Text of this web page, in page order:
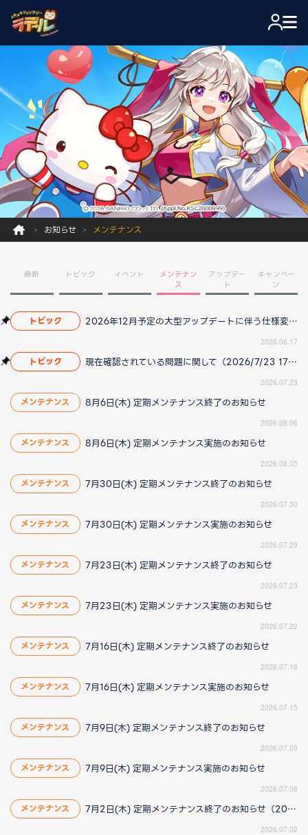
お知らせ メンテナンス
最新 トピック イベント
メンテナン
ス
アップデー
ト
キャンペー
ン
トピック 2026年12月予定の大型アップデートに伴う仕様変更のお知らせ
2026.06.17
トピック 現在確認されている問題に関して（2026/7/23 17:00更新）
2026.07.23
メンテナンス 8月6日(木) 定期メンテナンス終了のお知らせ
2026.08.06
メンテナンス 8月6日(木) 定期メンテナンス実施のお知らせ
2026.08.05
メンテナンス 7月30日(木) 定期メンテナンス終了のお知らせ
2026.07.30
メンテナンス 7月30日(木) 定期メンテナンス実施のお知らせ
2026.07.29
メンテナンス 7月23日(木) 定期メンテナンス終了のお知らせ
2026.07.23
メンテナンス 7月23日(木) 定期メンテナンス実施のお知らせ
2026.07.22
メンテナンス 7月16日(木) 定期メンテナンス終了のお知らせ
2026.07.16
メンテナンス 7月16日(木) 定期メンテナンス実施のお知らせ
2026.07.15
メンテナンス 7月9日(木) 定期メンテナンス終了のお知らせ
2026.07.09
メンテナンス 7月9日(木) 定期メンテナンス実施のお知らせ
2026.07.08
メンテナンス 7月2日(木) 定期メンテナンス終了のお知らせ（2026/7/2 16:25更新）
2026.07.02